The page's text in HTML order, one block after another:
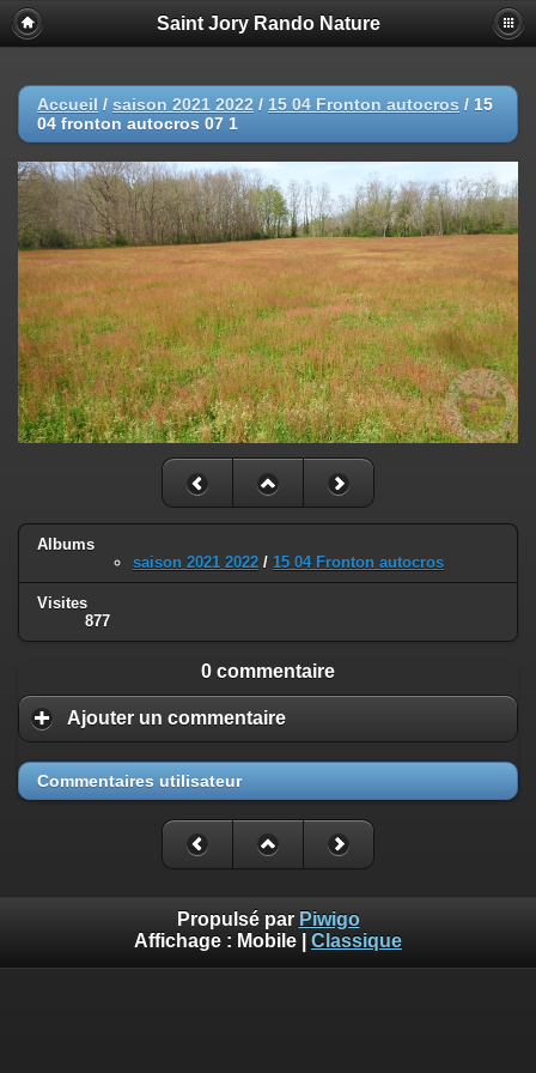
Saint Jory Rando Nature
Accueil / saison 2021 2022 / 15 04 Fronton autocros / 15
04 fronton autocros 07 1
Albums
saison 2021 2022 / 15 04 Fronton autocros
Visites
877
0 commentaire
Ajouter un commentaire
Commentaires utilisateur
Propulsé par Piwigo
Affichage : Mobile Classique